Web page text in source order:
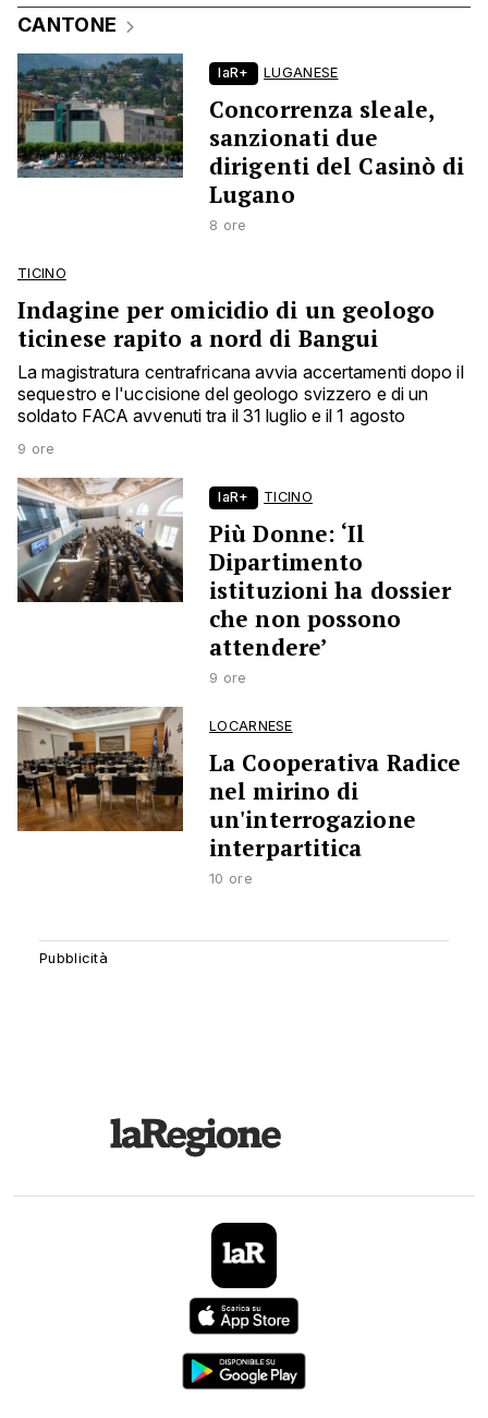
CANTONE
laR+ LUGANESE
Concorrenza sleale,
sanzionati due
dirigenti del Casinò di
Lugano
8 ore
TICINO
Indagine per omicidio di un geologo
ticinese rapito a nord di Bangui
La magistratura centrafricana avvia accertamenti dopo il
sequestro e l'uccisione del geologo svizzero e di un
soldato FACA avvenuti tra il 31 luglio e il 1 agosto
9 ore
laR+ TICINO
Più Donne: ‘Il
Dipartimento
istituzioni ha dossier
che non possono
attendere’
9 ore
LOCARNESE
La Cooperativa Radice
nel mirino di
un'interrogazione
interpartitica
10 ore